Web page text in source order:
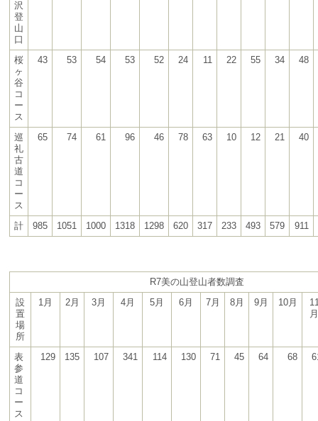
沢
登
山
口
桜
ヶ
谷
コ
ー
ス
43 53 54 53 52 24 11 22 55 34 48
巡
礼
古
道
コ
ー
ス
65 74 61 96 46 78 63 10 12 21 40
計 985 1051 1000 1318 1298 620 317 233 493 579 911
R7美の山登山者数調査
設
置
場
所
1月 2月 3月 4月 5月 6月 7月 8月 9月 10月
表
参
道
コ
ー
ス
129 135 107 341 114 130 71 45 64 68